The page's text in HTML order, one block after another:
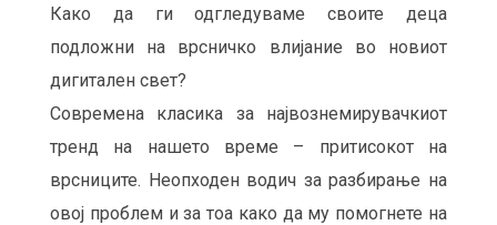
Како да ги одгледуваме своите деца
подложни на врсничко влијание во новиот
дигитален свет?
Современа класика за највознемирувачкиот
тренд на нашето време – притисокот на
врсниците. Неопходен водич за разбирање на
овој проблем и за тоа како да му помогнете на